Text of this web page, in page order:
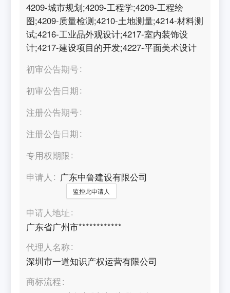
4209-城市规划;4209-工程学;4209-工程绘
图;4209-质量检测;4210-土地测量;4214-材料测
试;4216-工业品外观设计;4217-室内装饰设
计;4217-建设项目的开发;4227-平面美术设计
初审公告期号
初审公告日期
注册公告期号
注册公告日期
专用权期限
申请人
广东中鲁建设有限公司
监控此申请人
申请人地址
广东省广州市************
代理人名称
深圳市一道知识产权运营有限公司
商标流程